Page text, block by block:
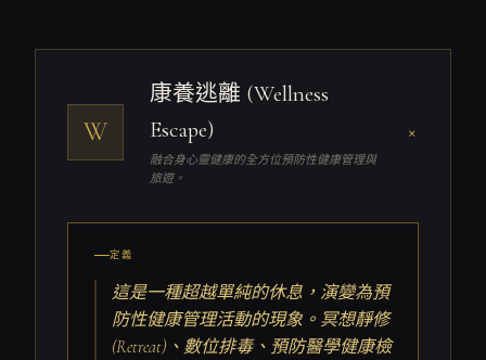
W
康養逃離 (Wellness
Escape)
融合身心靈健康的全方位預防性健康管理與
旅遊。
+
定義
這是一種超越單純的休息，演變為預
防性健康管理活動的現象。冥想靜修
(Retreat)、數位排毒、預防醫學健康檢